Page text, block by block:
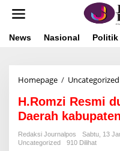
News Nasional Politik
Homepage / Uncategorized
o
H.Romzi Resmi
Daerah
Redaksi Journalpos
Sabtu, 13
Uncategorized
910 Dilihat